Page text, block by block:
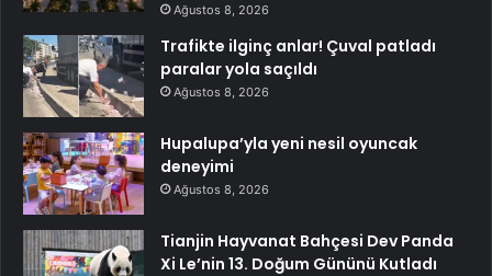
Ağustos 8, 2026
Trafikte ilginç anlar! Çuval patladı
paralar yola saçıldı
Ağustos 8, 2026
Hupalupa’yla yeni nesil oyuncak
deneyimi
Ağustos 8, 2026
Tianjin Hayvanat Bahçesi Dev Panda
Xi Le’nin 13. Doğum Gününü Kutladı